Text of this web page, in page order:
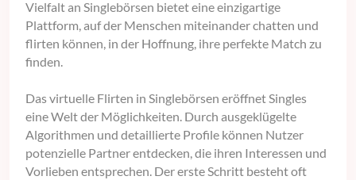
Vielfalt an Singlebörsen bietet eine einzigartige
Plattform, auf der Menschen miteinander chatten und
flirten können, in der Hoffnung, ihre perfekte Match zu
finden.
Das virtuelle Flirten in Singlebörsen eröffnet Singles
eine Welt der Möglichkeiten. Durch ausgeklügelte
Algorithmen und detaillierte Profile können Nutzer
potenzielle Partner entdecken, die ihren Interessen und
Vorlieben entsprechen. Der erste Schritt besteht oft